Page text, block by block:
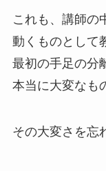
これも、講師の
動くものとして
最初の手足の分
本当に大変なも
その大変さを忘